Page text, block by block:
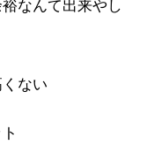
なんて出来やし
ない